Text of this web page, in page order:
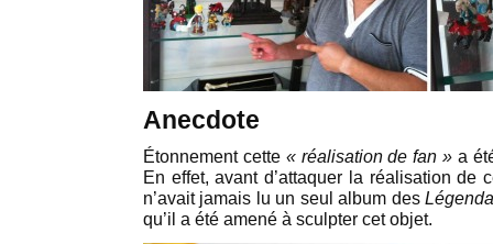
Anecdote
Étonnement cette « réalisation de fan » a
En effet, avant d’attaquer la réalisation de
n’avait jamais lu un seul album des
qu’il a été amené à sculpter cet objet.